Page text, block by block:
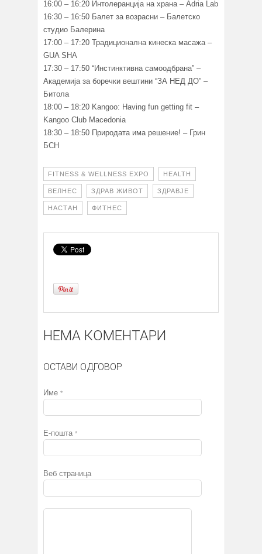
16:00 – 16:20 Интолеранција на храна – Adria Lab
16:30 – 16:50 Балет за возрасни – Балетско
студио Балерина
17:00 – 17:20 Традиционална кинеска масажа –
GUA SHA
17:30 – 17:50 “Инстинктивна самоодбрана” –
Академија за боречки вештини “ЗА НЕД ДО” –
Битола
18:00 – 18:20 Kangoo: Having fun getting fit –
Kangoo Club Macedonia
18:30 – 18:50 Природата има решение! – Грин
БСН
FITNESS & WELLNESS EXPO HEALTH
ВЕЛНЕС ЗДРАВ ЖИВОТ ЗДРАВЈЕ
НАСТАН ФИТНЕС
НЕМА КОМЕНТАРИ
ОСТАВИ ОДГОВОР
Име *
Е-пошта *
Веб страница